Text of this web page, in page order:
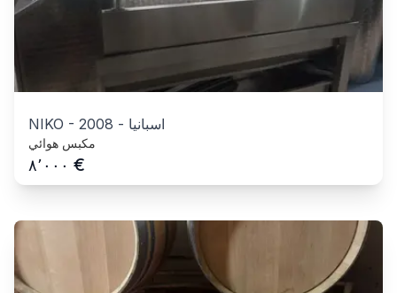
NIKO - 2008 - اسبانيا
مكبس هوائي
٨٬٠٠٠ €